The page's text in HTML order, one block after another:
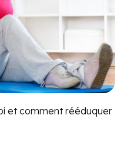
et comment rééduquer